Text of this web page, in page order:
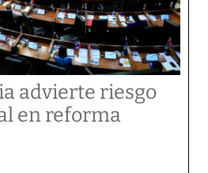
advierte riesgo
en reforma